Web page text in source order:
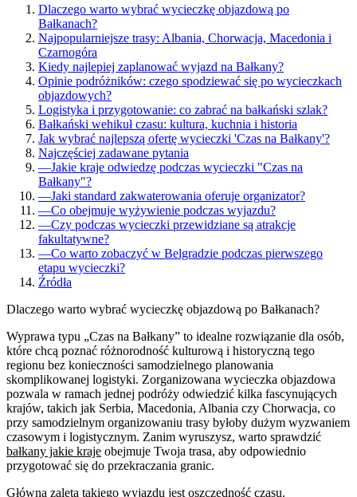
Dlaczego warto wybrać wycieczkę objazdową po
Bałkanach?
Najpopularniejsze trasy: Albania, Chorwacja, Macedonia i
Czarnogóra
Kiedy najlepiej zaplanować wyjazd na Bałkany?
Opinie podróżników: czego spodziewać się po wycieczkach
objazdowych?
Logistyka i przygotowanie: co zabrać na bałkański szlak?
Bałkański wehikuł czasu: kultura, kuchnia i historia
Jak wybrać najlepszą ofertę wycieczki 'Czas na Bałkany'?
Najczęściej zadawane pytania
—Jakie kraje odwiedzę podczas wycieczki "Czas na
Bałkany"?
—Jaki standard zakwaterowania oferuje organizator?
—Co obejmuje wyżywienie podczas wyjazdu?
—Czy podczas wycieczki przewidziane są atrakcje
fakultatywne?
—Co warto zobaczyć w Belgradzie podczas pierwszego
etapu wycieczki?
Źródła
Dlaczego warto wybrać wycieczkę objazdową po Bałkanach?
Wyprawa typu „Czas na Bałkany” to idealne rozwiązanie dla osób,
które chcą poznać różnorodność kulturową i historyczną tego
regionu bez konieczności samodzielnego planowania
skomplikowanej logistyki. Zorganizowana wycieczka objazdowa
pozwala w ramach jednej podróży odwiedzić kilka fascynujących
krajów, takich jak Serbia, Macedonia, Albania czy Chorwacja, co
przy samodzielnym organizowaniu trasy byłoby dużym wyzwaniem
czasowym i logistycznym. Zanim wyruszysz, warto sprawdzić
bałkany jakie kraje obejmuje Twoja trasa, aby odpowiednio
przygotować się do przekraczania granic.
Główną zaletą takiego wyjazdu jest oszczędność czasu.